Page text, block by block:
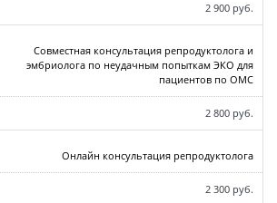
2 900 руб.
Совместная консультация репродуктолога и
эмбриолога по неудачным попыткам ЭКО для
пациентов по ОМС
2 800 руб.
Онлайн консультация репродуктолога
2 300 руб.